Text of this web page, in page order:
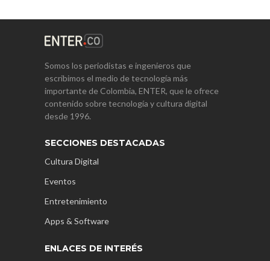
Somos los periodistas e ingenieros que
escribimos el medio de tecnología más
importante de Colombia, ENTER, que le ofrece
contenido sobre tecnología y cultura digital
desde 1996.
SECCIONES DESTACADAS
Cultura Digital
Eventos
Entretenimiento
Apps & Software
ENLACES DE INTERÉS